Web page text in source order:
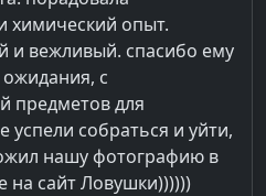
химический опыт.
и вежливый. спасибо ему
ожидания, с
предметов для
собраться и уйти,
нашу фотографию в
сайт Ловушки))))))